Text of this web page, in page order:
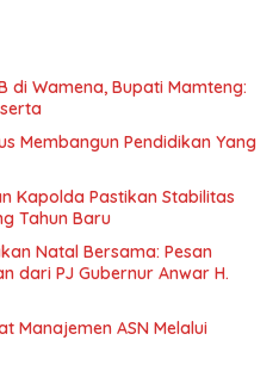
di Wamena, Bupati Mamteng:
Membangun Pendidikan Yang
Kapolda Pastikan Stabilitas
Tahun Baru
Natal Bersama: Pesan
dari PJ Gubernur Anwar H.
Manajemen ASN Melalui